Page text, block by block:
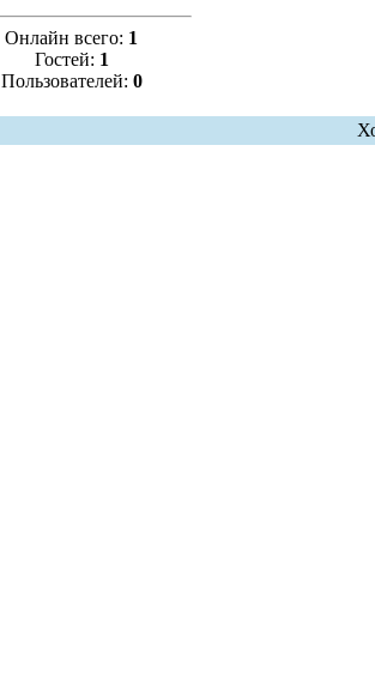
Онлайн всего: 1
Гостей: 1
Пользователей: 0